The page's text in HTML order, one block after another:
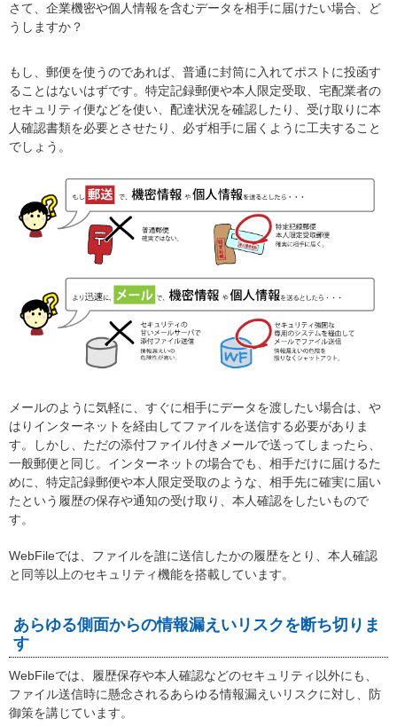
さて、企業機密や個人情報を含むデータを相手に届けたい場合、ど
うしますか？
もし、郵便を使うのであれば、普通に封筒に入れてポストに投函す
ることはないはずです。特定記録郵便や本人限定受取、宅配業者の
セキュリティ便などを使い、配達状況を確認したり、受け取りに本
人確認書類を必要とさせたり、必ず相手に届くように工夫すること
でしょう。
メールのように気軽に、すぐに相手にデータを渡したい場合は、や
はりインターネットを経由してファイルを送信する必要がありま
す。しかし、ただの添付ファイル付きメールで送ってしまったら、
一般郵便と同じ。インターネットの場合でも、相手だけに届けるた
めに、特定記録郵便や本人限定受取のような、相手先に確実に届い
たという履歴の保存や通知の受け取り、本人確認をしたいもので
す。
WebFileでは、ファイルを誰に送信したかの履歴をとり、本人確認
と同等以上のセキュリティ機能を搭載しています。
あらゆる側面からの情報漏えいリスクを断ち切りま
す
WebFileでは、履歴保存や本人確認などのセキュリティ以外にも、
ファイル送信時に懸念されるあらゆる情報漏えいリスクに対し、防
御策を講じています。